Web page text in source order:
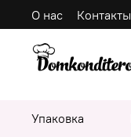
О нас Контакты
Упаковка